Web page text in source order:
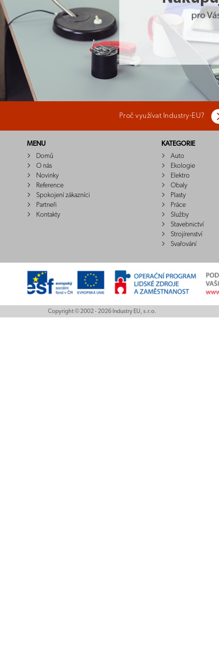
Proč využívat Industry-EU?
MENU
Domů
O nás
Novinky
Reference
Spokojení zákazníci
Partneři
Kontakty
KATEGORIE
Auto
Ekologie
Elektro
Obaly
Plasty
Práce
Služby
Stavebnictví
Strojírenství
Svařování
Copyright © 2002 - 2026 Industry EU, s.r.o.